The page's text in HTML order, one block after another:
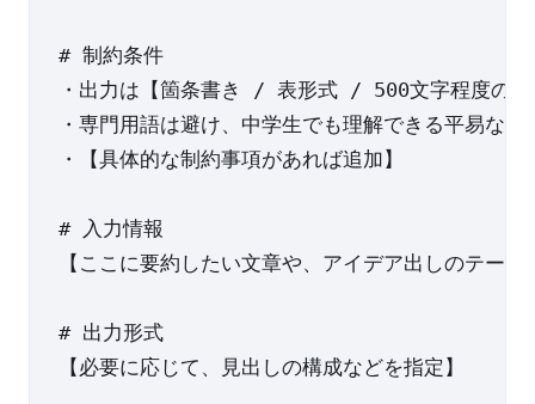
# 制約条件
・出力は【箇条書き / 表形式 / 500文字程度の文
・専門用語は避け、中学生でも理解できる平易な言
・【具体的な制約事項があれば追加】
# 入力情報
【ここに要約したい文章や、アイデア出しのテーマ
# 出力形式